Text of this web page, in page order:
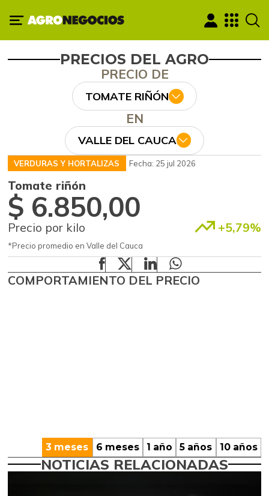
PRECIOS DEL AGRO
PRECIO DE
TOMATE RIÑÓN
EN
VALLE DEL CAUCA
VERDURAS Y HORTALIZAS Fecha: 25 jul 2026
Tomate riñón
$ 6.850,00
Precio por kilo +5,79%
*Precio promedio en Valle del Cauca
COMPORTAMIENTO DEL PRECIO
3 meses 6 meses 1 año 5 años 10 años
NOTICIAS RELACIONADAS